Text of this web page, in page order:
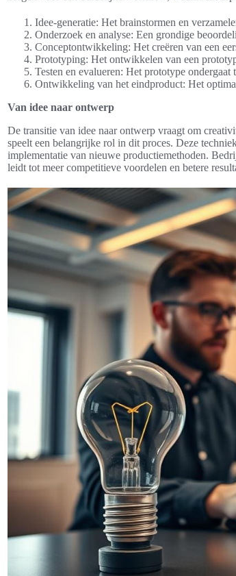
Idee-generatie: Het brainstormen en
Onderzoek en analyse: Een grondige
Conceptontwikkeling: Het creëren van een
Prototyping: Het ontwikkelen van een
Testen en evalueren: Het prototype
Ontwikkeling van het eindproduct: Het
Van idee naar ontwerp
De transitie van idee naar ontwerp vraagt om
speelt een belangrijke rol in dit proces. Deze
implementatie van nieuwe productiemethoden.
leidt tot meer competitieve voordelen en betere